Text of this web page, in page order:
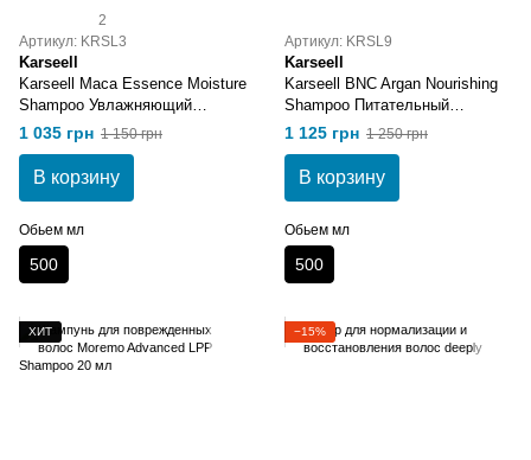
2
Артикул: KRSL3
Karseell
Karseell Maca Essence Moisture
Shampoo Увлажняющий
шампунь
1 035 грн 1 150 грн
В корзину
Обьем мл
500
Артикул: KRSL9
Karseell
Karseell BNC Argan Nourishing
Shampoo Питательный
шампунь с аргановым маслом
1 125 грн 1 250 грн
В корзину
Обьем мл
500
ХИТ −15%